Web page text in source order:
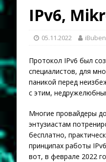
IPv6,
05.11.2022 iBuben
Протокол IPv6 был
специалистов, для
паникой перед
с этим,
Многие провайдеры
энтузиастам
бесплатно,
принципах работы
вот, в феврале 2022